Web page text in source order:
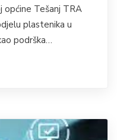
općine Tešanj TRA
plastenika u
podrška…